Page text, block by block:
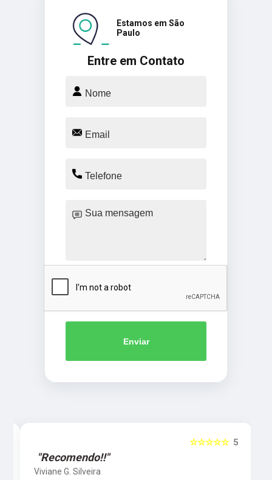
Entre em Contato
Estamos em São
Paulo
Enviar
5
☆☆☆☆☆
"Recomendo!!"
Viviane G. Silveira